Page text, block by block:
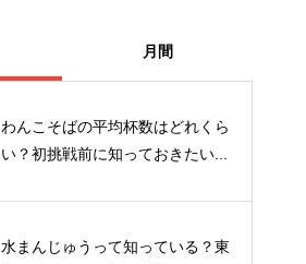
月間
わんこそばの平均杯数はどれくら
い？初挑戦前に知っておきたい...
水まんじゅうって知っている？東